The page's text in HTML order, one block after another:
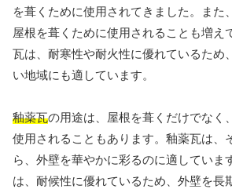
を葺くために使用されてきました。また
屋根を葺くために使用されることも増え
瓦は、耐寒性や耐火性に優れているため
い地域にも適しています。
釉薬瓦の用途は、屋根を葺くだけでなく
使用されることもあります。釉薬瓦は、
ら、外壁を華やかに彩るのに適していま
は、耐候性に優れているため、外壁を長